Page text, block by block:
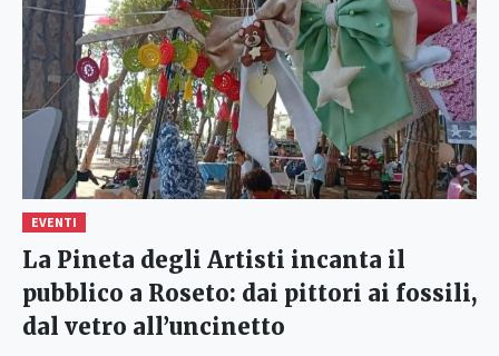
EVENTI
La Pineta degli Artisti incanta il
pubblico a Roseto: dai pittori ai fossili,
dal vetro all’uncinetto